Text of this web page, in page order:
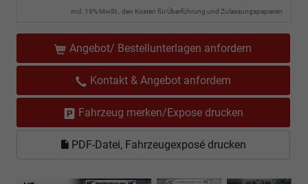
incl. 19% MwSt., den Kosten für Überführung und Zulassungspapieren
Angebot/ Bestellunterlagen anfordern
Kontakt & Angebot anfordern
Fahrzeug merken/Expose drucken
PDF-Datei, Fahrzeugexposé drucken